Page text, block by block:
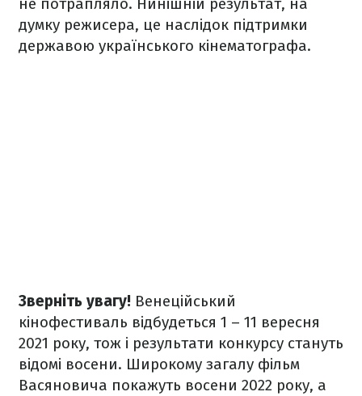
не потрапляло. Нинішній результат, на
думку режисера, це наслідок підтримки
державою українського кінематографа.
Зверніть увагу! Венеційський
кінофестиваль відбудеться 1 – 11 вересня
2021 року, тож і результати конкурсу стануть
відомі восени. Широкому загалу фільм
Васяновича покажуть восени 2022 року, а